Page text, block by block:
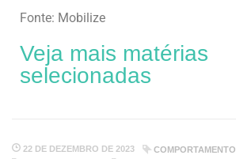
Fonte: Mobilize
Veja mais matérias
selecionadas
22 DE DEZEMBRO DE 2023
COMPORTAMENTO